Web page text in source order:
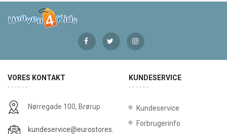
VORES KONTAKT
Nørregade 100, Brørup
kundeservice@eurostores.dk
KUNDESERVICE
Kundeservice
Forbrugerinfo